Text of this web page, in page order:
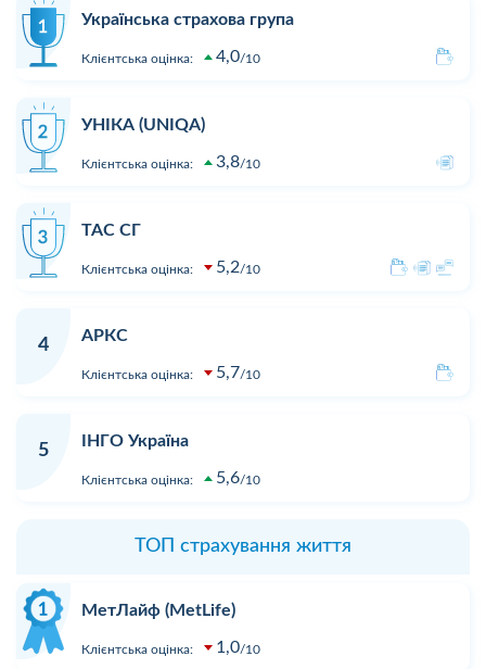
Українська страхова група
Клієнтська оцінка: 4,0 10
УНІКА (UNIQA)
Клієнтська оцінка: 3,8 10
ТАС СГ
Клієнтська оцінка: 5,2 10
4
АРКС
Клієнтська оцінка: 5,7 10
5
ІНГО Україна
Клієнтська оцінка: 5,6 10
ТОП страхування життя
МетЛайф (MetLife)
Клієнтська оцінка: 1,0 10